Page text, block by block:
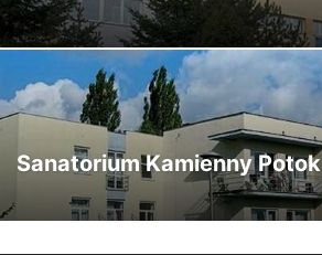
Sanatorium Kamienny Potok